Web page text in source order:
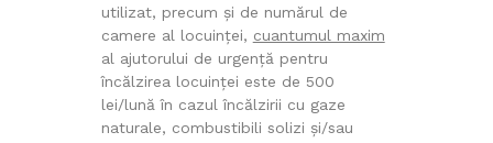
utilizat, precum și de numărul de
camere al locuinței, cuantumul maxim
al ajutorului de urgență pentru
încălzirea locuinței este de 500
lei/lună în cazul încălzirii cu gaze
naturale, combustibili solizi şi/sau